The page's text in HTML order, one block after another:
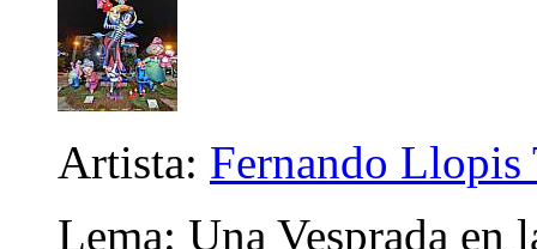
Artista: Fernando Llopis
Lema: Una Vesprada en